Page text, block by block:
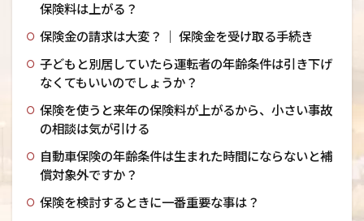
保険料は上がる？
保険金の請求は大変？ ｜ 保険金を受け取る手続き
子どもと別居していたら運転者の年齢条件は引き下げ
なくてもいいのでしょうか？
保険を使うと来年の保険料が上がるから、小さい事故
の相談は気が引ける
自動車保険の年齢条件は生まれた時間にならないと補
償対象外ですか？
保険を検討するときに一番重要な事は？